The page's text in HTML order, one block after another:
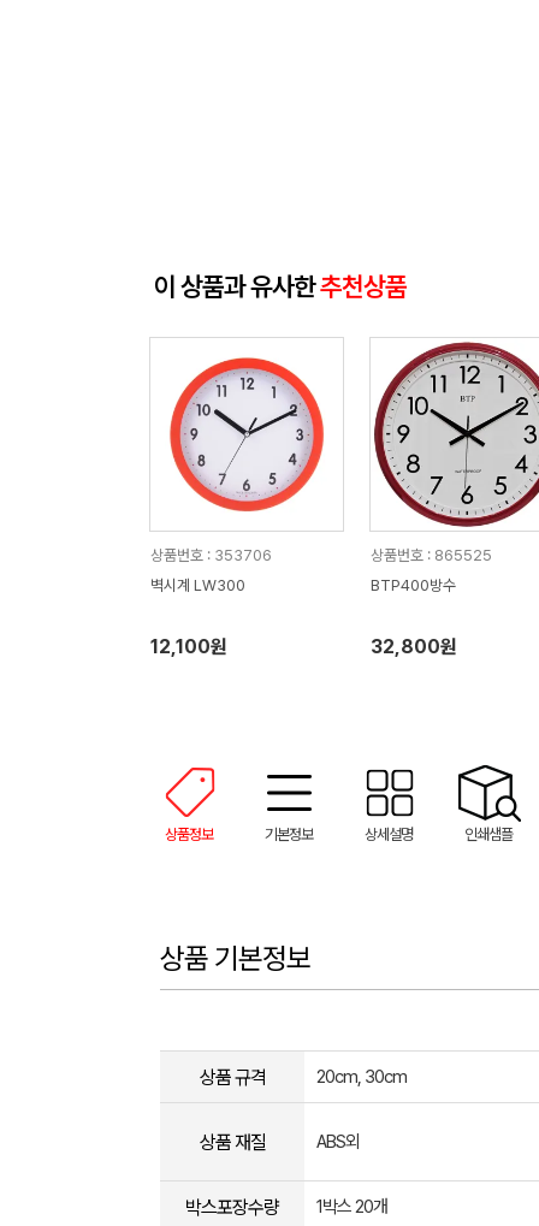
이 상품과 유사한추천상품
상품번호 : 353706
벽시계 LW300
12,100원
상품번호 : 865525
BTP400방수
32,800원
상품정보 기본정보 상세설명 인쇄샘플
상품 기본정보
상품 규격 20cm, 30cm
상품 재질 ABS외
박스포장수량 1박스 20개